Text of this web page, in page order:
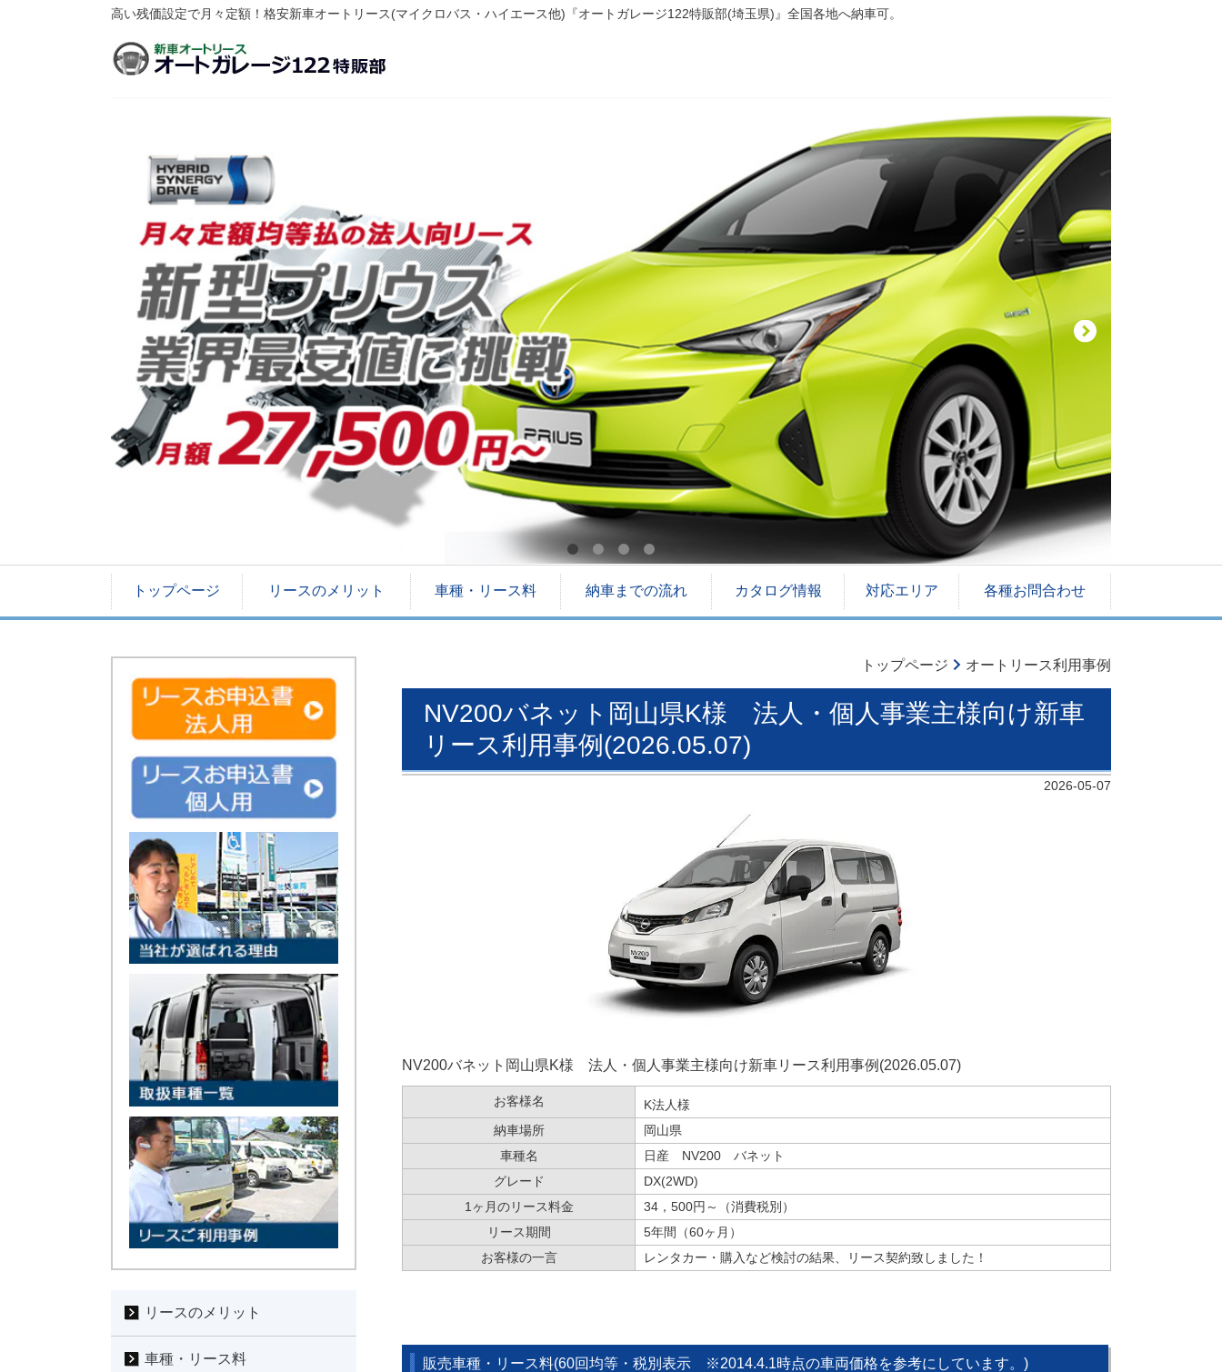
高い残価設定で月々定額！格安新車オートリース(マイクロバス・ハイエース他)『オートガレージ122特販部(埼玉県)』全国各地へ納車可。
トップページ リースのメリット 車種・リース料 納車までの流れ カタログ情報 対応エリア 各種お問合わせ
トップページ オートリース利用事例
NV200バネット岡山県K様 法人・個人事業主様向け新車
リース利用事例(2026.05.07)
2026-05-07
NV200バネット岡山県K様 法人・個人事業主様向け新車リース利用事例(2026.05.07)
お客様名
K法人様
納車場所
岡山県
車種名
日産 NV200 バネット
グレード
DX(2WD)
1ヶ月のリース料金
34，500円～（消費税別）
リース期間
5年間（60ヶ月）
お客様の一言
レンタカー・購入など検討の結果、リース契約致しました！
販売車種・リース料(60回均等・税別表示 ※2014.4.1時点の車両価格を参考にしています。)
リースのメリット
車種・リース料